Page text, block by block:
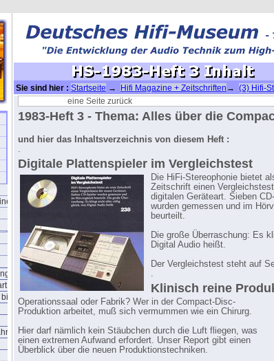
12
Sie sind hier : Startseite → Hifi Magazine + Zeitschriften → (3) Hifi-
Stereophonie 1983 (CD)→ HS-1983-Heft 3 Inhalt
eine Seite zurück
1983-Heft 3 - Thema: Alles über die
und hier das Inhaltsverzeichnis von diesem Heft :
.
Digitale Plattenspieler im Vergleichstest
Die HiFi-Stereophonie bietet
Zeitschrift einen
digitalen Geräteart. Sieben
wurden gemessen und im
beurteilt.
Die große Überraschung: Es
Digital Audio heißt.
Der Vergleichstest steht auf
.
Klinisch reine
Operationssaal oder Fabrik? Wer in der Compact-Disc-
Produktion arbeitet, muß sich vermummen wie ein Chirurg.
Hier darf nämlich kein Stäubchen durch die Luft fliegen, was
einen extremen Aufwand erfordert. Unser Report gibt einen
Überblick über die neuen Produktionstechniken.